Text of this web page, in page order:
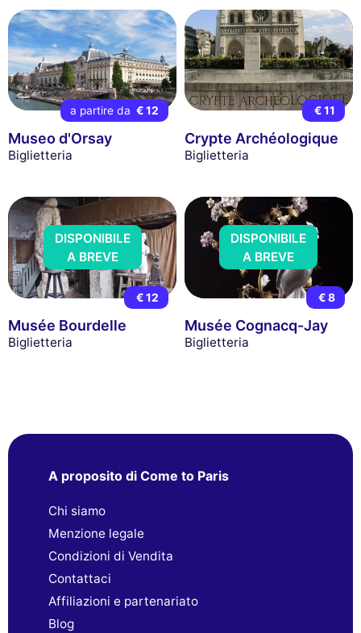
a partire da € 12
Museo d'Orsay
Biglietteria
€ 11
Crypte Archéologique
Biglietteria
DISPONIBILE
A BREVE
€ 12
Musée Bourdelle
Biglietteria
DISPONIBILE
A BREVE
€ 8
Musée Cognacq-Jay
Biglietteria
A proposito di Come to Paris
Chi siamo
Menzione legale
Condizioni di Vendita
Contattaci
Affiliazioni e partenariato
Blog